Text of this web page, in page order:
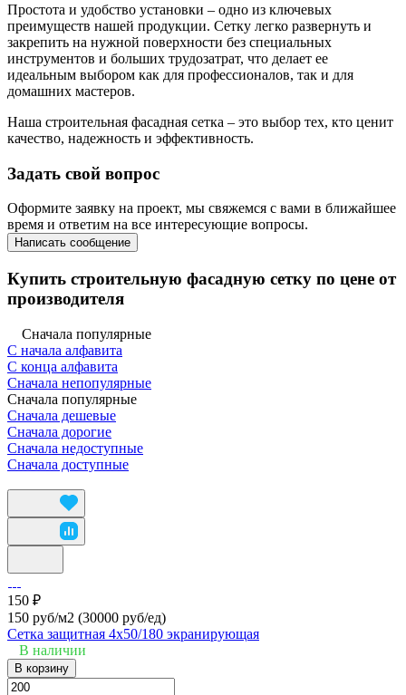
Простота и удобство установки – одно из ключевых
преимуществ нашей продукции. Сетку легко развернуть и
закрепить на нужной поверхности без специальных
инструментов и больших трудозатрат, что делает ее
идеальным выбором как для профессионалов, так и для
домашних мастеров.
Наша строительная фасадная сетка – это выбор тех, кто ценит
качество, надежность и эффективность.
Задать свой вопрос
Оформите заявку на проект, мы свяжемся с вами в ближайшее
время и ответим на все интересующие вопросы.
Написать сообщение
Купить строительную фасадную сетку по цене от
производителя
Сначала популярные
С начала алфавита
С конца алфавита
Сначала непопулярные
Сначала популярные
Сначала дешевые
Сначала дорогие
Сначала недоступные
Сначала доступные
150 ₽
150 руб/м2 (30000 руб/eд)
Сетка защитная 4х50/180 экранирующая
В наличии
В корзину